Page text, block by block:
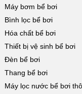
Máy bơm bể bơi
Bình lọc bể bơi
Hóa chất bể bơi
Thiết bị vệ sinh bể bơi
Đèn bể bơi
Thang bể bơi
Máy lọc nước bể bơi